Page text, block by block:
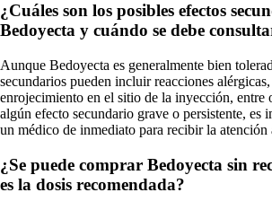
¿Cuáles son los posibles efectos
Bedoyecta y cuándo se debe
Aunque Bedoyecta es generalmente bien
secundarios pueden incluir reacciones alérgicas,
enrojecimiento en el sitio de la inyección, entre
algún efecto secundario grave o persistente, es
un médico de inmediato para recibir la atención
¿Se puede comprar Bedoyecta sin
es la dosis recomendada?